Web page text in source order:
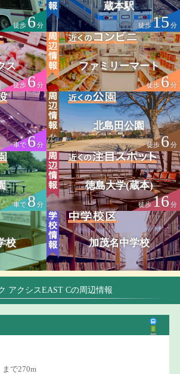
徒歩6分
蔵本駅
徒歩15 分
ス
徒歩6分
ファミリーマート
徒歩6分
車で6分
北島田公園
徒歩6分
車で8 分
徳島大学(蔵本)
徒歩16分
校 加茂名中学校
アクシスEAST Cの周辺情報
まで270m